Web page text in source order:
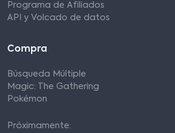
Programa de Afiliados
API y Volcado de datos
Compra
Búsqueda Múltiple
Magic: The Gathering
Pokémon
Próximamente: